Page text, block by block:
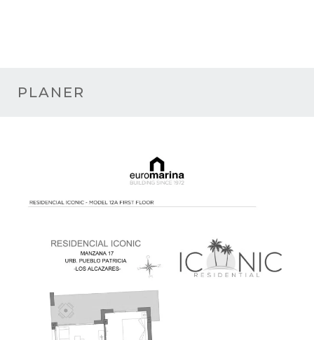
PLANER